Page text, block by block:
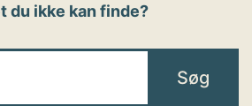
du ikke kan finde?